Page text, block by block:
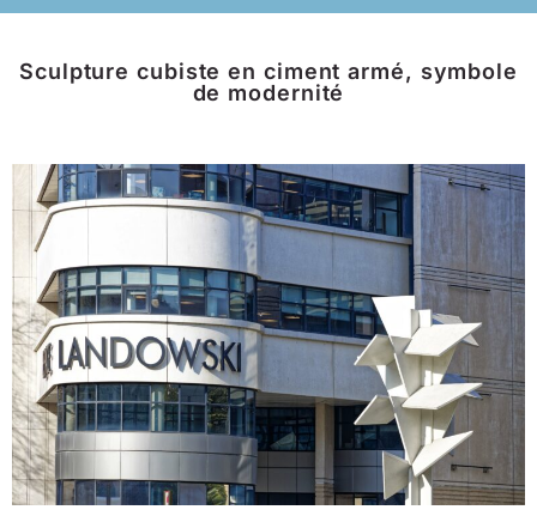
Sculpture cubiste en ciment armé, symbole
de modernité